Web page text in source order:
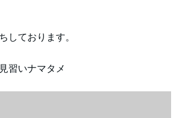
しております。
習いナマタメ